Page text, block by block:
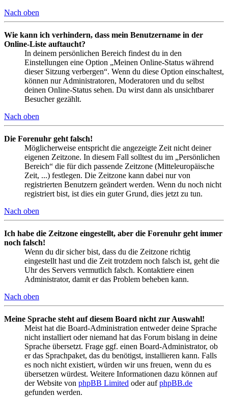
Nach oben
Wie kann ich verhindern, dass mein Benutzername in der
Online-Liste auftaucht?
In deinem persönlichen Bereich findest du in den
Einstellungen eine Option „Meinen Online-Status während
dieser Sitzung verbergen“. Wenn du diese Option einschaltest,
können nur Administratoren, Moderatoren und du selbst
deinen Online-Status sehen. Du wirst dann als unsichtbarer
Besucher gezählt.
Nach oben
Die Forenuhr geht falsch!
Möglicherweise entspricht die angezeigte Zeit nicht deiner
eigenen Zeitzone. In diesem Fall solltest du im „Persönlichen
Bereich“ die für dich passende Zeitzone (Mitteleuropäische
Zeit, ...) festlegen. Die Zeitzone kann dabei nur von
registrierten Benutzern geändert werden. Wenn du noch nicht
registriert bist, ist dies ein guter Grund, dies jetzt zu tun.
Nach oben
Ich habe die Zeitzone eingestellt, aber die Forenuhr geht immer
noch falsch!
Wenn du dir sicher bist, dass du die Zeitzone richtig
eingestellt hast und die Zeit trotzdem noch falsch ist, geht die
Uhr des Servers vermutlich falsch. Kontaktiere einen
Administrator, damit er das Problem beheben kann.
Nach oben
Meine Sprache steht auf diesem Board nicht zur Auswahl!
Meist hat die Board-Administration entweder deine Sprache
nicht installiert oder niemand hat das Forum bislang in deine
Sprache übersetzt. Frage ggf. einen Board-Administrator, ob
er das Sprachpaket, das du benötigst, installieren kann. Falls
es noch nicht existiert, würden wir uns freuen, wenn du es
übersetzen würdest. Weitere Informationen dazu können auf
der Website von phpBB Limited oder aufphpBB.de
gefunden werden.